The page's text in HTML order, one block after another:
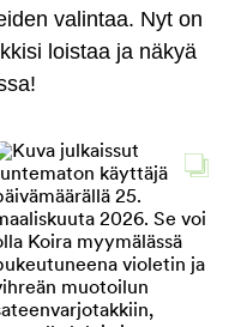
valintaa. Nyt on
loistaa ja näkyä